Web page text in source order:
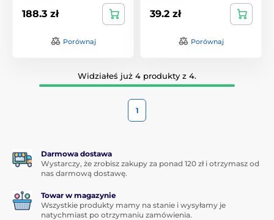
188.3 zł
Porównaj
39.2 zł
Porównaj
Widziałeś już 4 produkty z 4.
1
Darmowa dostawa
Wystarczy, że zrobisz zakupy za ponad 120 zł i otrzymasz od
nas darmową dostawę.
Towar w magazynie
Wszystkie produkty mamy na stanie i wysyłamy je
natychmiast po otrzymaniu zamówienia.